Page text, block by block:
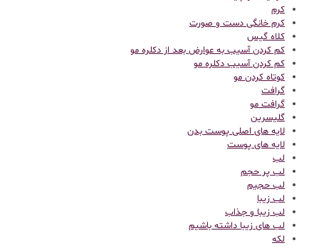
کرم
کرم خانگی دست و صورت
کلاه گیس
کم کردن آسیب به عوارض بعد از دکلره مو
کم کردن آسیب دکلره مو
کوتاه کردن مو
گرافت
گرافت مو
گلیسرین
لایه های اصلی پوست بدن
لایه های پوست
لب
لب پر حجم
لب حجیم
لب زیبا
لب زیبا و جذاب
لب های زیبا داشته باشیم
لکه